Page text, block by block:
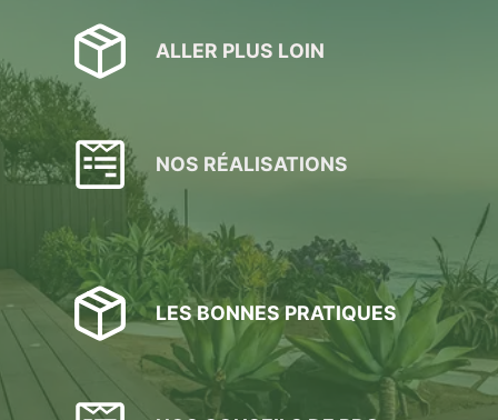
variations.
Les
options
peuvent
être
choisies
sur
du
produit
ALLER PLUS LOIN
NOS RÉALISATIONS
LES BONNES PRATIQUES